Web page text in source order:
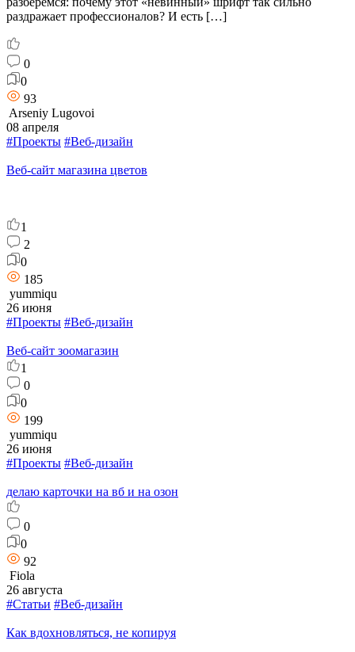
раздражает профессионалов? И есть […]
0
0
93
Arseniy Lugovoi
08 апреля
#Проекты #Веб-дизайн
Веб-сайт магазина цветов
1
2
0
185
yummiqu
26 июня
#Проекты #Веб-дизайн
Веб-сайт зоомагазин
1
0
0
199
yummiqu
26 июня
#Проекты #Веб-дизайн
делаю карточки на вб и на озон
0
0
92
Fiola
26 августа
#Статьи #Веб-дизайн
Как вдохновляться, не копируя